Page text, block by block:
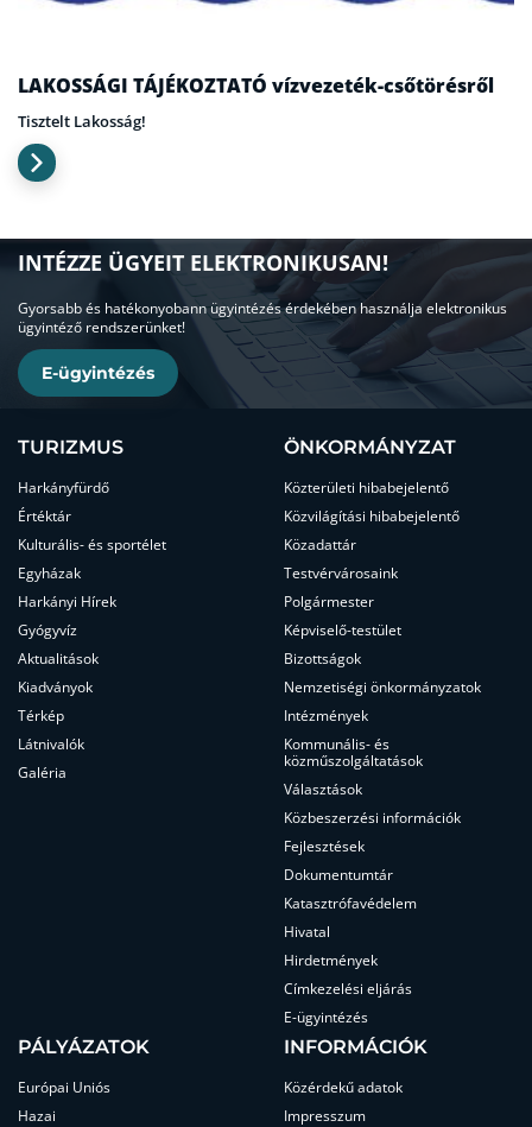
LAKOSSÁGI TÁJÉKOZTATÓ vízvezeték-csőtörésről
Tisztelt Lakosság!
INTÉZZE ÜGYEIT ELEKTRONIKUSAN!
Gyorsabb és hatékonyobann ügyintézés érdekében használja elektronikus
ügyintéző rendszerünket!
E-ügyintézés
TURIZMUS
Harkányfürdő
Értéktár
Kulturális- és sportélet
Egyházak
Harkányi Hírek
Gyógyvíz
Aktualitások
Kiadványok
Térkép
Látnivalók
Galéria
ÖNKORMÁNYZAT
Közterületi hibabejelentő
Közvilágítási hibabejelentő
Közadattár
Testvérvárosaink
Polgármester
Képviselő-testület
Bizottságok
Nemzetiségi önkormányzatok
Intézmények
Kommunális- és
közműszolgáltatások
Választások
Közbeszerzési információk
Fejlesztések
Dokumentumtár
Katasztrófavédelem
Hivatal
Hirdetmények
Címkezelési eljárás
E-ügyintézés
PÁLYÁZATOK
Európai Uniós
Hazai
INFORMÁCIÓK
Közérdekű adatok
Impresszum